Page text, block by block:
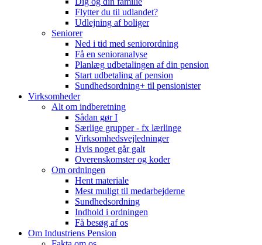
Flytter du til udlandet?
Udlejning af boliger
Seniorer
Ned i tid med seniorordning
Få en senioranalyse
Planlæg udbetalingen af din pension
Start udbetaling af pension
Sundhedsordning+ til pensionister
Virksomheder
Alt om indberetning
Sådan gør I
Særlige grupper - fx lærlinge
Virksomhedsvejledninger
Hvis noget går galt
Overenskomster og koder
Om ordningen
Hent materiale
Mest muligt til medarbejderne
Sundhedsordning
Indhold i ordningen
Få besøg af os
Om Industriens Pension